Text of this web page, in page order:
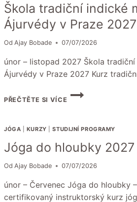
Škola tradiční indické
Ájurvédy v Praze 2027
Od Ajay Bobade 07/07/2026
únor – listopad 2027 Škola
Ájurvédy v Praze 2027 Kurz
PŘEČTĚTE SI VÍCE
ŠKOLA
–
ÁJURVÉDY
V
PRAZE
2027
JÓGA KURZY |STUDIJNÍ PROGRAMY
Jóga do hloubky 2027
Od Ajay Bobade 07/07/2026
únor – Červenec Jóga do hloubky
certifikovaný instruktorský kurz